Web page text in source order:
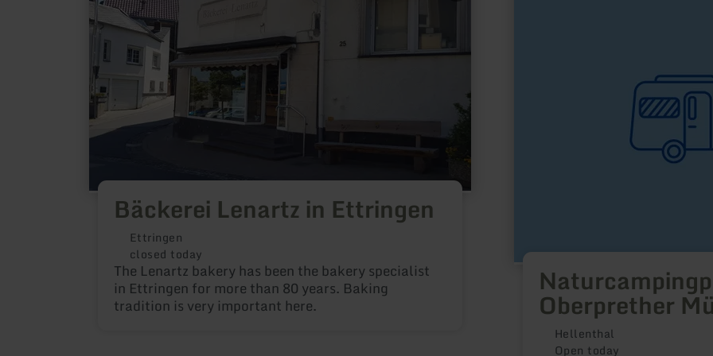
Bäckerei Lenartz in Ettringen
Ettringen
closed today
The Lenartz bakery has been the bakery specialist
in Ettringen for more than 80 years. Baking
tradition is very important here.
about:
Bäckerei
Lenartz
Ettringen
Oberprether
Hellenthal
Open today